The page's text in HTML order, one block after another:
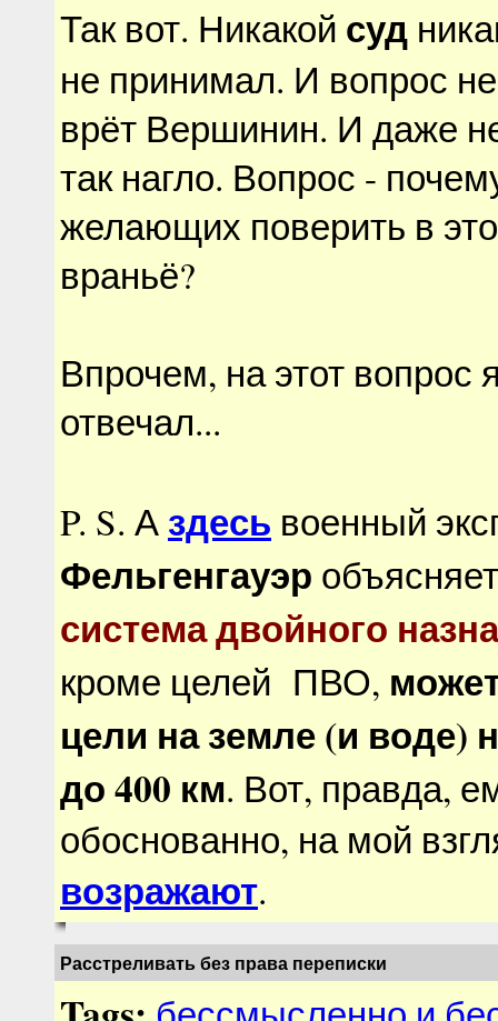
Так вот. Никакой суд
не принимал. И вопрос
врёт Вершинин. И даже
так нагло. Вопрос -
желающих поверить в
враньё?
Впрочем, на этот вопрос
отвечал...
P. S. А здесь военный
Фельгенгауэр
система двойного
кроме целей ПВО,
цели на земле (и воде)
до 400 км. Вот, правда,
обоснованно, на мой
возражают.
Расстреливать без права переписки